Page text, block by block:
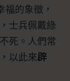
福的象徵，
士兵佩戴綠
死。人們常
以此來辟